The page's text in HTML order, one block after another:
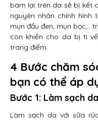
bám lại trên da sẽ bị kết
nguyên nhân chính hình
mụn đầu đen, mụn bọc,..
còn khiến cho da bị tì
trang điểm.
4 Bước chăm
bạn có thể áp
Bước 1: Làm sạch
Làm sạch da với sữa